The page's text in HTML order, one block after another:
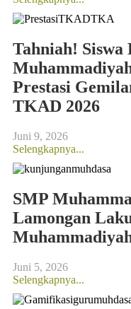
Tahniah! Siswa
Prestasi
TKAD 2026
Juni 9, 2026
Selengkapnya...
SMP
Lamongan
Juni 5, 2026
Selengkapnya...